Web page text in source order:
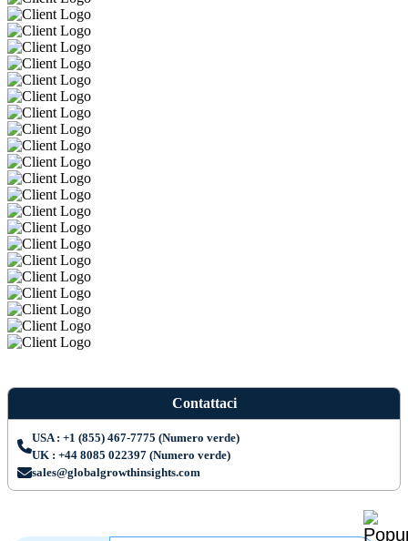
Contattaci
USA : +1 (855) 467-7775 (Numero verde)
UK : +44 8085 022397 (Numero verde)
sales@globalgrowthinsights.com